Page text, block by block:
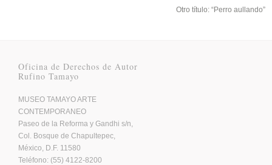
Otro título: “Perro aullando”
Oficina de Derechos de Autor
Rufino Tamayo
MUSEO TAMAYO ARTE
CONTEMPORANEO
Paseo de la Reforma y Gandhi s/n,
Col. Bosque de Chapultepec,
México, D.F. 11580
Teléfono: (55) 4122-8200